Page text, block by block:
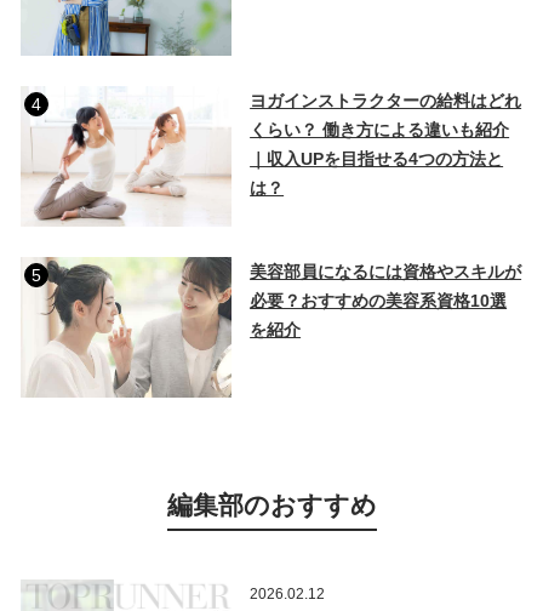
4
ヨガインストラクターの給料はどれ
くらい？ 働き方による違いも紹介
｜収入UPを目指せる4つの方法と
は？
5
美容部員になるには資格やスキルが
必要？おすすめの美容系資格10選
を紹介
編集部のおすすめ
2026.02.12